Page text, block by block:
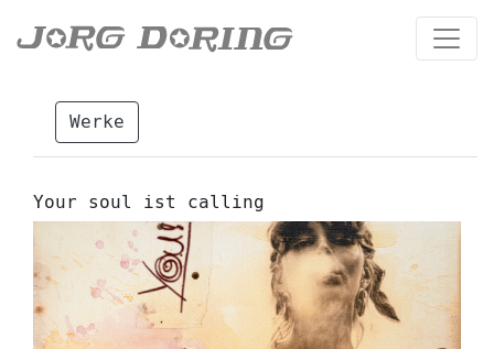
Werke
Your soul ist calling